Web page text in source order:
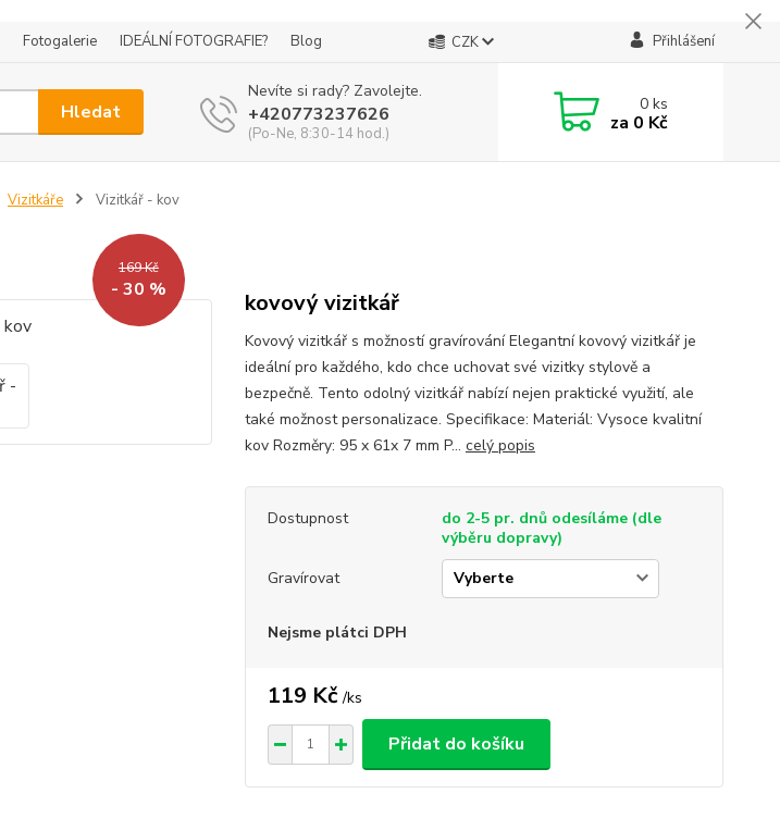
Fotogalerie IDEÁLNÍ FOTOGRAFIE? Blog CZK Přihlášení
Hledat
Nevíte si rady? Zavolejte.
+420773237626
(Po-Ne, 8:30-14 hod.)
0ks
za 0 Kč
Vizitkáře Vizitkář - kov
169 Kč
- 30 % kovový vizitkář
Kovový vizitkář s možností gravírování Elegantní kovový vizitkář je
ideální pro každého, kdo chce uchovat své vizitky stylově a
bezpečně. Tento odolný vizitkář nabízí nejen praktické využití, ale
také možnost personalizace. Specifikace: Materiál: Vysoce kvalitní
kov Rozměry: 95 x 61x 7 mm P... celý popis
Dostupnost
do 2-5 pr. dnů odesíláme (dle
výběru dopravy)
Gravírovat
Nejsme plátci DPH
119 Kč /ks
Přidat do košíku